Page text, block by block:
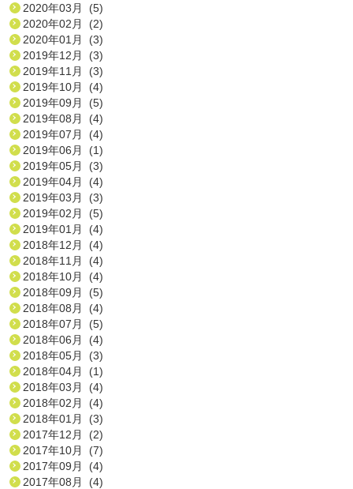
2020年03月 (5)
2020年02月 (2)
2020年01月 (3)
2019年12月 (3)
2019年11月 (3)
2019年10月 (4)
2019年09月 (5)
2019年08月 (4)
2019年07月 (4)
2019年06月 (1)
2019年05月 (3)
2019年04月 (4)
2019年03月 (3)
2019年02月 (5)
2019年01月 (4)
2018年12月 (4)
2018年11月 (4)
2018年10月 (4)
2018年09月 (5)
2018年08月 (4)
2018年07月 (5)
2018年06月 (4)
2018年05月 (3)
2018年04月 (1)
2018年03月 (4)
2018年02月 (4)
2018年01月 (3)
2017年12月 (2)
2017年10月 (7)
2017年09月 (4)
2017年08月 (4)